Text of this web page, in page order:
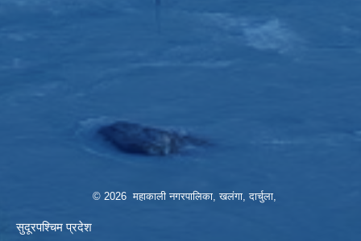
© 2026 महाकाली नगरपालिका, खलंगा, दार्चुला,
सुदूरपश्चिम प्रदेश